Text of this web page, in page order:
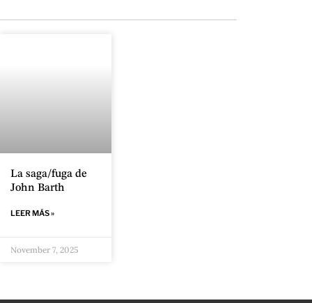
La saga/fuga de
John Barth
LEER MÁS »
November 7, 2025